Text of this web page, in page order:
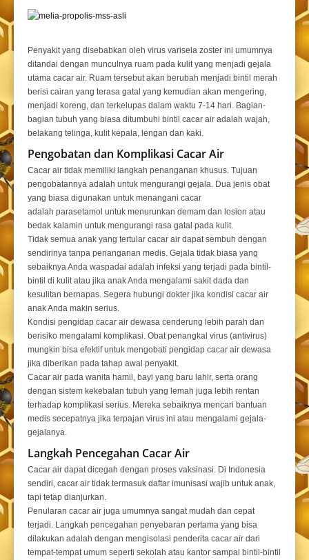
Penyakit yang disebabkan oleh virus varisela zoster ini umumnya
ditandai dengan munculnya ruam pada kulit yang menjadi gejala
utama cacar air. Ruam tersebut akan berubah menjadi bintil merah
berisi cairan yang terasa gatal yang kemudian akan mengering,
menjadi koreng, dan terkelupas dalam waktu 7-14 hari. Bagian-
bagian tubuh yang biasa ditumbuhi bintil cacar air adalah wajah,
belakang telinga, kulit kepala, lengan dan kaki.
Pengobatan dan Komplikasi Cacar Air
Cacar air tidak memiliki langkah penanganan khusus. Tujuan
pengobatannya adalah untuk mengurangi gejala. Dua jenis obat
yang biasa digunakan untuk menangani cacar
adalah parasetamol untuk menurunkan demam dan losion atau
bedak kalamin untuk mengurangi rasa gatal pada kulit.
Tidak semua anak yang tertular cacar air dapat sembuh dengan
sendirinya tanpa penanganan medis. Gejala tidak biasa yang
sebaiknya Anda waspadai adalah infeksi yang terjadi pada bintil-
bintil di kulit atau jika anak Anda mengalami sakit dada dan
kesulitan bernapas. Segera hubungi dokter jika kondisi cacar air
anak Anda makin serius.
Kondisi pengidap cacar air dewasa cenderung lebih parah dan
berisiko mengalami komplikasi. Obat penangkal virus (antivirus)
mungkin bisa efektif untuk mengobati pengidap cacar air dewasa
jika diberikan pada tahap awal penyakit.
Cacar air pada wanita hamil, bayi yang baru lahir, serta orang
dengan sistem kekebalan tubuh yang lemah juga lebih rentan
terhadap komplikasi serius. Mereka sebaiknya mencari bantuan
medis secepatnya jika terpajan virus ini atau mengalami gejala-
gejalanya.
Langkah Pencegahan Cacar Air
Cacar air dapat dicegah dengan proses vaksinasi. Di Indonesia
sendiri, cacar air tidak termasuk daftar imunisasi wajib untuk anak,
tapi tetap dianjurkan.
Penularan cacar air juga umumnya sangat mudah dan cepat
terjadi. Langkah pencegahan penyebaran pertama yang bisa
dilakukan adalah dengan mengisolasi penderita cacar air dari
tempat-tempat umum seperti sekolah atau kantor sampai bintil-bintil